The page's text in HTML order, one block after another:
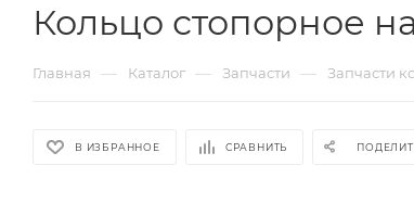
Кольцо стопорное
Главная — Каталог — Запчасти — Запчасти
В ИЗБРАННОЕ СРАВНИТЬ